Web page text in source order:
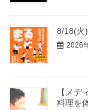
8/18(火
2026
【メデ
料理を